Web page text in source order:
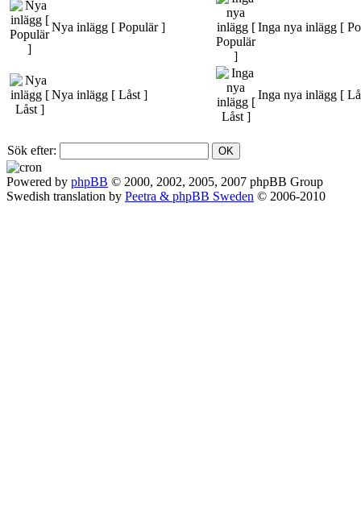
Nya inlägg [ Populär ] Inga nya inlägg [
Nya inlägg [ Låst ] Inga nya inlägg [
Sök efter:
Powered by phpBB © 2000, 2002, 2005, 2007 phpBB Group
Swedish translation by Peetra & phpBB Sweden © 2006-2010